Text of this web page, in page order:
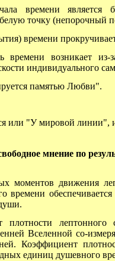
времени является
точку (непорочный
времени
возникает из-
индивидуального
памятью Любви".
или "У мировой
мнение по
моментов движения
времени
лептонного
Вселенной со-
Коэффициент
единиц душевного